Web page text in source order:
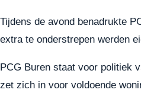
Tijdens de avond benadrukte
extra te onderstrepen werden
PCG Buren staat voor politiek
zet zich in voor voldoende